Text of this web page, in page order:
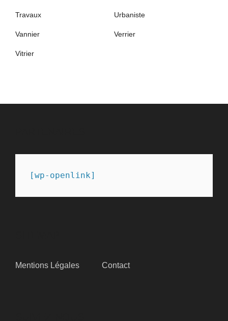
Travaux Urbaniste
Vannier Verrier
Vitrier
[wp-openlink]
Mentions Légales Contact